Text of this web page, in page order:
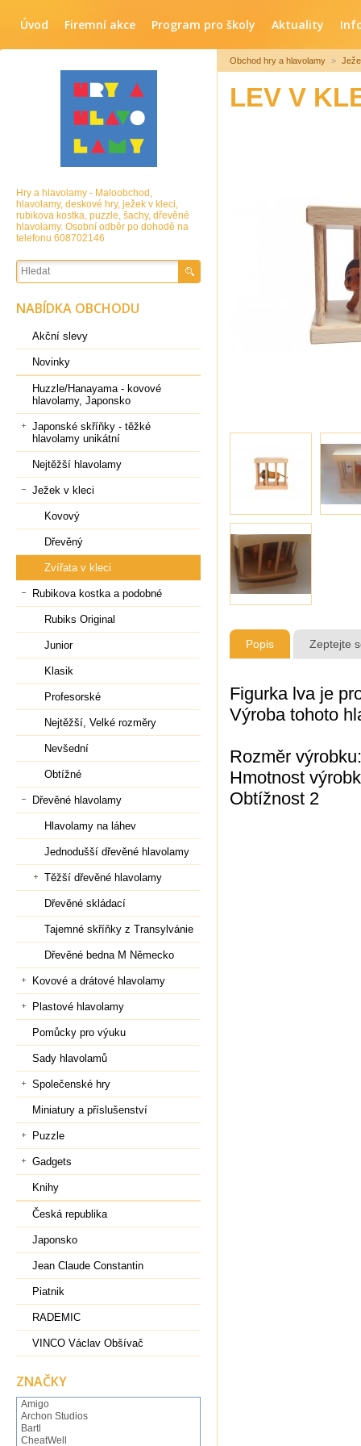
Úvod Firemní akce Program pro školy Aktuality
Obchod hry a hlavolamy >
LEV V
Popis Zeptejte
Figurka lva je
Výroba tohoto
Rozměr výrobku:
Hmotnost
Obtížnost 2
Hry a hlavolamy - Maloobchod,
hlavolamy, deskové hry, ježek v kleci,
rubikova kostka, puzzle, šachy, dřevěné
hlavolamy. Osobní odběr po dohodě na
telefonu 608702146
NABÍDKA OBCHODU
Akční slevy
Novinky
Huzzle/Hanayama - kovové
hlavolamy, Japonsko
Japonské skříňky - těžké
hlavolamy unikátní
Nejtěžší hlavolamy
Ježek v kleci
Kovový
Dřevěný
Zvířata v kleci
Rubikova kostka a podobné
Rubiks Original
Junior
Klasik
Profesorské
Nejtěžší, Velké rozměry
Nevšední
Obtížné
Dřevěné hlavolamy
Hlavolamy na láhev
Jednodušší dřevěné hlavolamy
Těžší dřevěné hlavolamy
Dřevěné skládací
Tajemné skříňky z Transylvánie
Dřevěné bedna M Německo
Kovové a drátové hlavolamy
Plastové hlavolamy
Pomůcky pro výuku
Sady hlavolamů
Společenské hry
Miniatury a příslušenství
Puzzle
Gadgets
Knihy
Česká republika
Japonsko
Jean Claude Constantin
Piatnik
RADEMIC
VINCO Václav Obšívač
ZNAČKY
Amigo
Archon Studios
Bartl
CheatWell